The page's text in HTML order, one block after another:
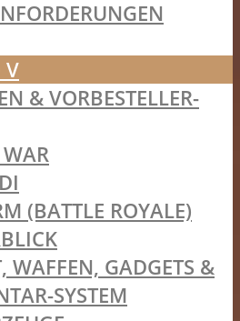
V
& VORBESTELLER-
(BATTLE ROYALE)
WAFFEN, GADGETS &
SYSTEM